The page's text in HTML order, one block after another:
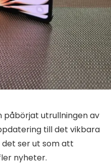
påbörjat utrullningen av
till det vikbara
det ser ut som att
nyheter.